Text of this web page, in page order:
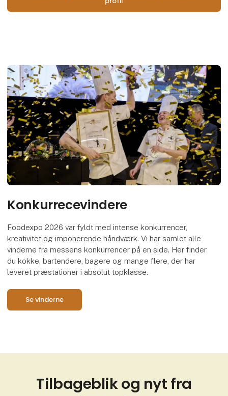
Konkurrecevindere
Foodexpo 2026 var fyldt med intense konkurrencer,
kreativitet og imponerende håndværk. Vi har samlet alle
vinderne fra messens konkurrencer på en side. Her finder
du kokke, bartendere, bagere og mange flere, der har
leveret præstationer i absolut topklasse.
Se vinderne
Tilbageblik og nyt fra